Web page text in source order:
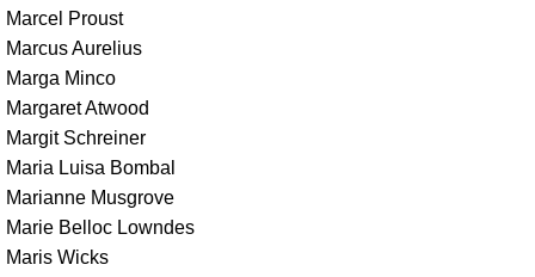
Marcel Proust
Marcus Aurelius
Marga Minco
Margaret Atwood
Margit Schreiner
Maria Luisa Bombal
Marianne Musgrove
Marie Belloc Lowndes
Maris Wicks